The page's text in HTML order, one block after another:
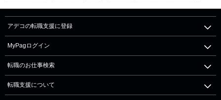
アデコの転職支援に登録
MyPagログイン
転職のお仕事検索
転職支援について